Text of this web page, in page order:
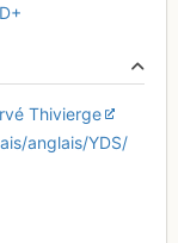
Thivierge
anglais/YDS/